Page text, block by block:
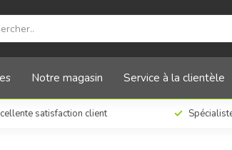
Notre magasin Service à la clientèle
satisfaction client